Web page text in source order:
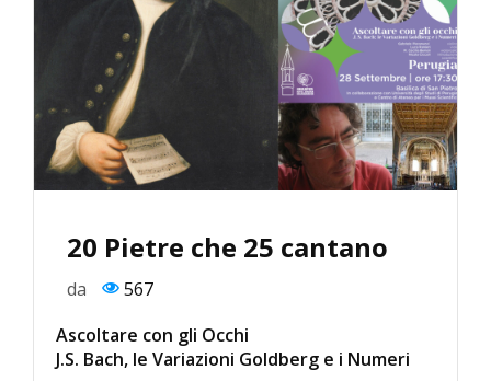
20 Pietre che 25 cantano
da
567
Ascoltare con gli Occhi
J.S. Bach, le Variazioni Goldberg e i Numeri